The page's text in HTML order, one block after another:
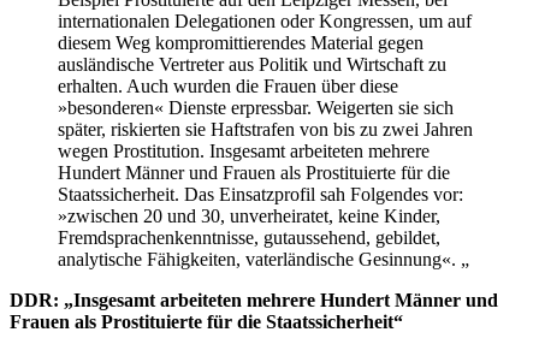
internationalen Delegationen oder Kongressen, um auf
diesem Weg kompromittierendes Material gegen
ausländische Vertreter aus Politik und Wirtschaft zu
erhalten. Auch wurden die Frauen über diese
»besonderen« Dienste erpressbar. Weigerten sie sich
später, riskierten sie Haftstrafen von bis zu zwei Jahren
wegen Prostitution. Insgesamt arbeiteten mehrere
Hundert Männer und Frauen als Prostituierte für die
Staatssicherheit. Das Einsatzprofil sah Folgendes vor:
»zwischen 20 und 30, unverheiratet, keine Kinder,
Fremdsprachenkenntnisse, gutaussehend, gebildet,
analytische Fähigkeiten, vaterländische Gesinnung«. „
DDR: „Insgesamt arbeiteten mehrere Hundert Männer und
Frauen als Prostituierte für die Staatssicherheit“